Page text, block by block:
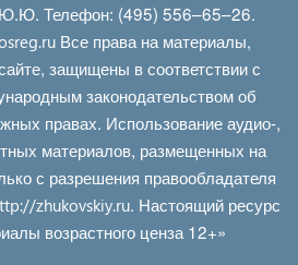
Телефон: (495) 556–65–26.
Все права на материалы,
защищены в соответствии с
законодательством об
правах. Использование аудио-,
материалов, размещенных на
с разрешения правообладателя
zhukovskiy.ru. Настоящий ресурс
возрастного ценза 12+»